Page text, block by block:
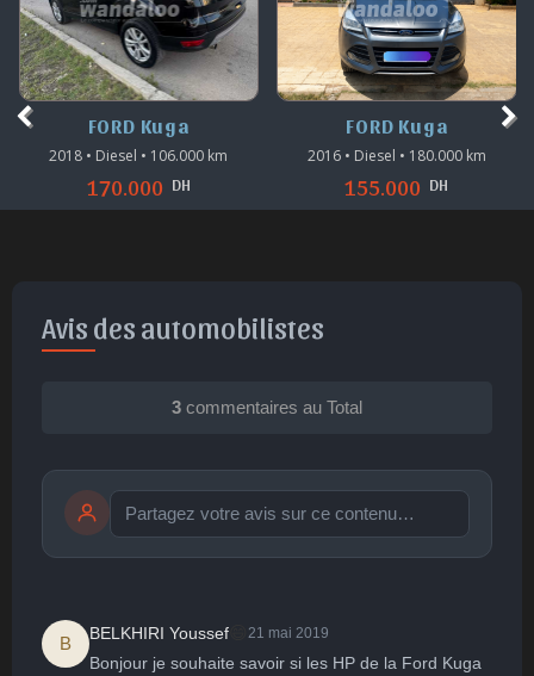
FORD Kuga
2018 • Diesel • 106.000 km
170.000 DH
FORD Kuga
2016 • Diesel • 180.000 km
155.000 DH
Avis des automobilistes
3 commentaires au Total
publication immédiate Publier
B
BELKHIRI Youssef 21 mai 2019
Bonjour je souhaite savoir si les HP de la Ford Kuga